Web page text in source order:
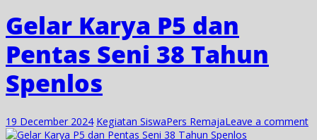
Gelar Karya P5 dan
Pentas Seni 38 Tahun
Spenlos
19 December 2024 Kegiatan SiswaPers RemajaLeave a comment